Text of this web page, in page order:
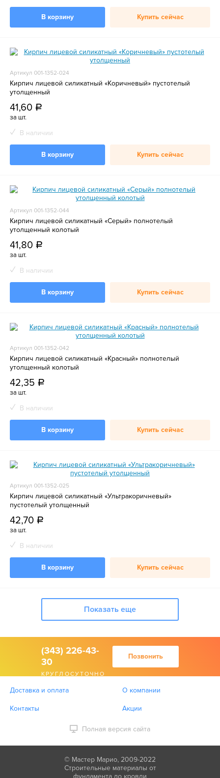
В корзину Купить сейчас
Артикул 001-1352-024
Кирпич лицевой силикатный «Коричневый» пустотелый
утолщенный
41,60 a
за шт.
В наличии
В корзину Купить сейчас
Артикул 001-1352-044
Кирпич лицевой силикатный «Серый» полнотелый
утолщенный колотый
41,80 a
за шт.
В наличии
В корзину Купить сейчас
Артикул 001-1352-042
Кирпич лицевой силикатный «Красный» полнотелый
утолщенный колотый
42,35 a
за шт.
В наличии
В корзину Купить сейчас
Артикул 001-1352-025
Кирпич лицевой силикатный «Ультракоричневый»
пустотелый утолщенный
42,70 a
за шт.
В наличии
В корзину Купить сейчас
Показать еще
(343) 226-43-
30
КРУГЛОСУТОЧНО
Позвонить
Доставка и оплата О компании
Контакты Акции
Полная версия сайта
© Мастер Марио, 2009-2022
Строительные материалы от
фундамента до кровли